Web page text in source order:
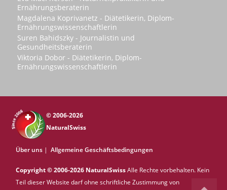
Ernährungsberaterin
Magdalena Koprivanetz - Diätetikerin, Diplom-
Ernährungswissenschaftlerin
Suren Bahidszky - Journalistin und
Gesundheitsberaterin
Viktoria Dobor - Diätetikerin, Diplom-
Ernährungswissenschaftlerin
© 2006-2026
NaturalSwiss
Über uns | Allgemeine Geschäftsbedingungen
Copyright © 2006-2026 NaturalSwissAlle Rechte vorbehalten. Kein
Teil dieser Website darf ohne schriftliche Zustimmung von